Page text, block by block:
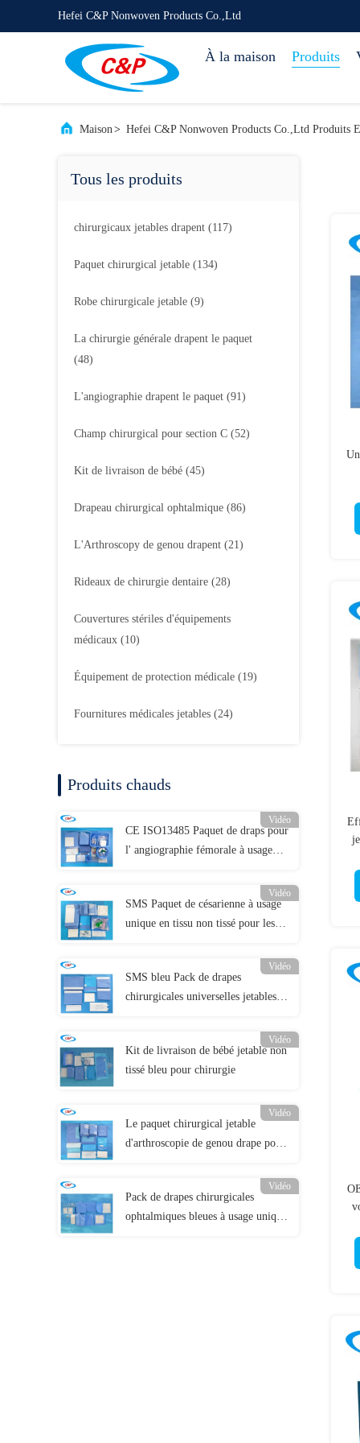
Hefei C&P Nonwoven Products Co.,Ltd
À la maison Produits
Maison> Hefei C&P Nonwoven Products Co.,Ltd Produits
Tous les produits
chirurgicaux jetables drapent (117)
Paquet chirurgical jetable (134)
Robe chirurgicale jetable (9)
La chirurgie générale drapent le paquet
(48)
L'angiographie drapent le paquet (91)
Champ chirurgical pour section C (52)
Kit de livraison de bébé (45)
Drapeau chirurgical ophtalmique (86)
L'Arthroscopy de genou drapent (21)
Rideaux de chirurgie dentaire (28)
Couvertures stériles d'équipements
médicaux (10)
Équipement de protection médicale (19)
Fournitures médicales jetables (24)
Produits chauds
Vidéo
CE ISO13485 Paquet de draps pour
l' angiographie fémorale à usage
Vidéo
SMS Paquet de césarienne à usage
unique en tissu non tissé pour les
Vidéo
SMS bleu Pack de drapes
chirurgicales universelles jetables
Vidéo
Kit de livraison de bébé jetable non
tissé bleu pour chirurgie
Vidéo
Le paquet chirurgical jetable
d'arthroscopie de genou drape pour
Vidéo
Pack de drapes chirurgicales
ophtalmiques bleues à usage unique